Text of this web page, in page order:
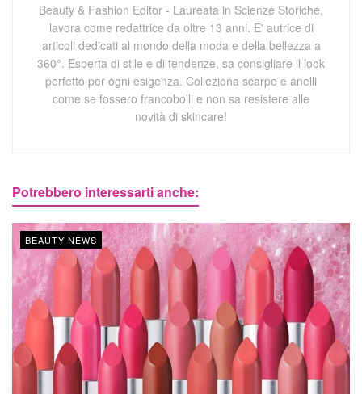
Beauty & Fashion Editor - Laureata in Scienze Storiche,
lavora come redattrice da oltre 13 anni. E' autrice di
articoli dedicati al mondo della moda e della bellezza a
360°. Esperta di stile e di tendenze, sa consigliare il look
perfetto per ogni esigenza. Colleziona scarpe e anelli
come se fossero francobolli e non sa resistere alle
novità di skincare!
Potrebbero interessarti anche:
BEAUTY NEWS